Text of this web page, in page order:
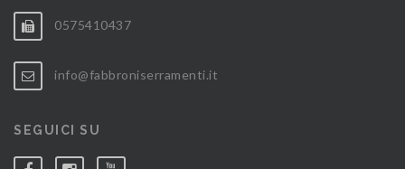
0575410437
info@fabbroniserramenti.it
SEGUICI SU